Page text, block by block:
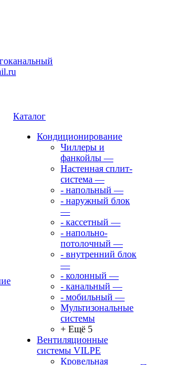
Каталог
Кондиционирование
Чиллеры и
фанкойлы —
Настенная сплит-
система —
- напольный —
- наружный блок
—
- кассетный —
- напольно-
потолочный —
- внутренний блок
—
- колонный —
- канальный —
- мобильный —
Мультизональные
системы
+ Ещё 5
Вентиляционные
системы VILPE
Кровельная